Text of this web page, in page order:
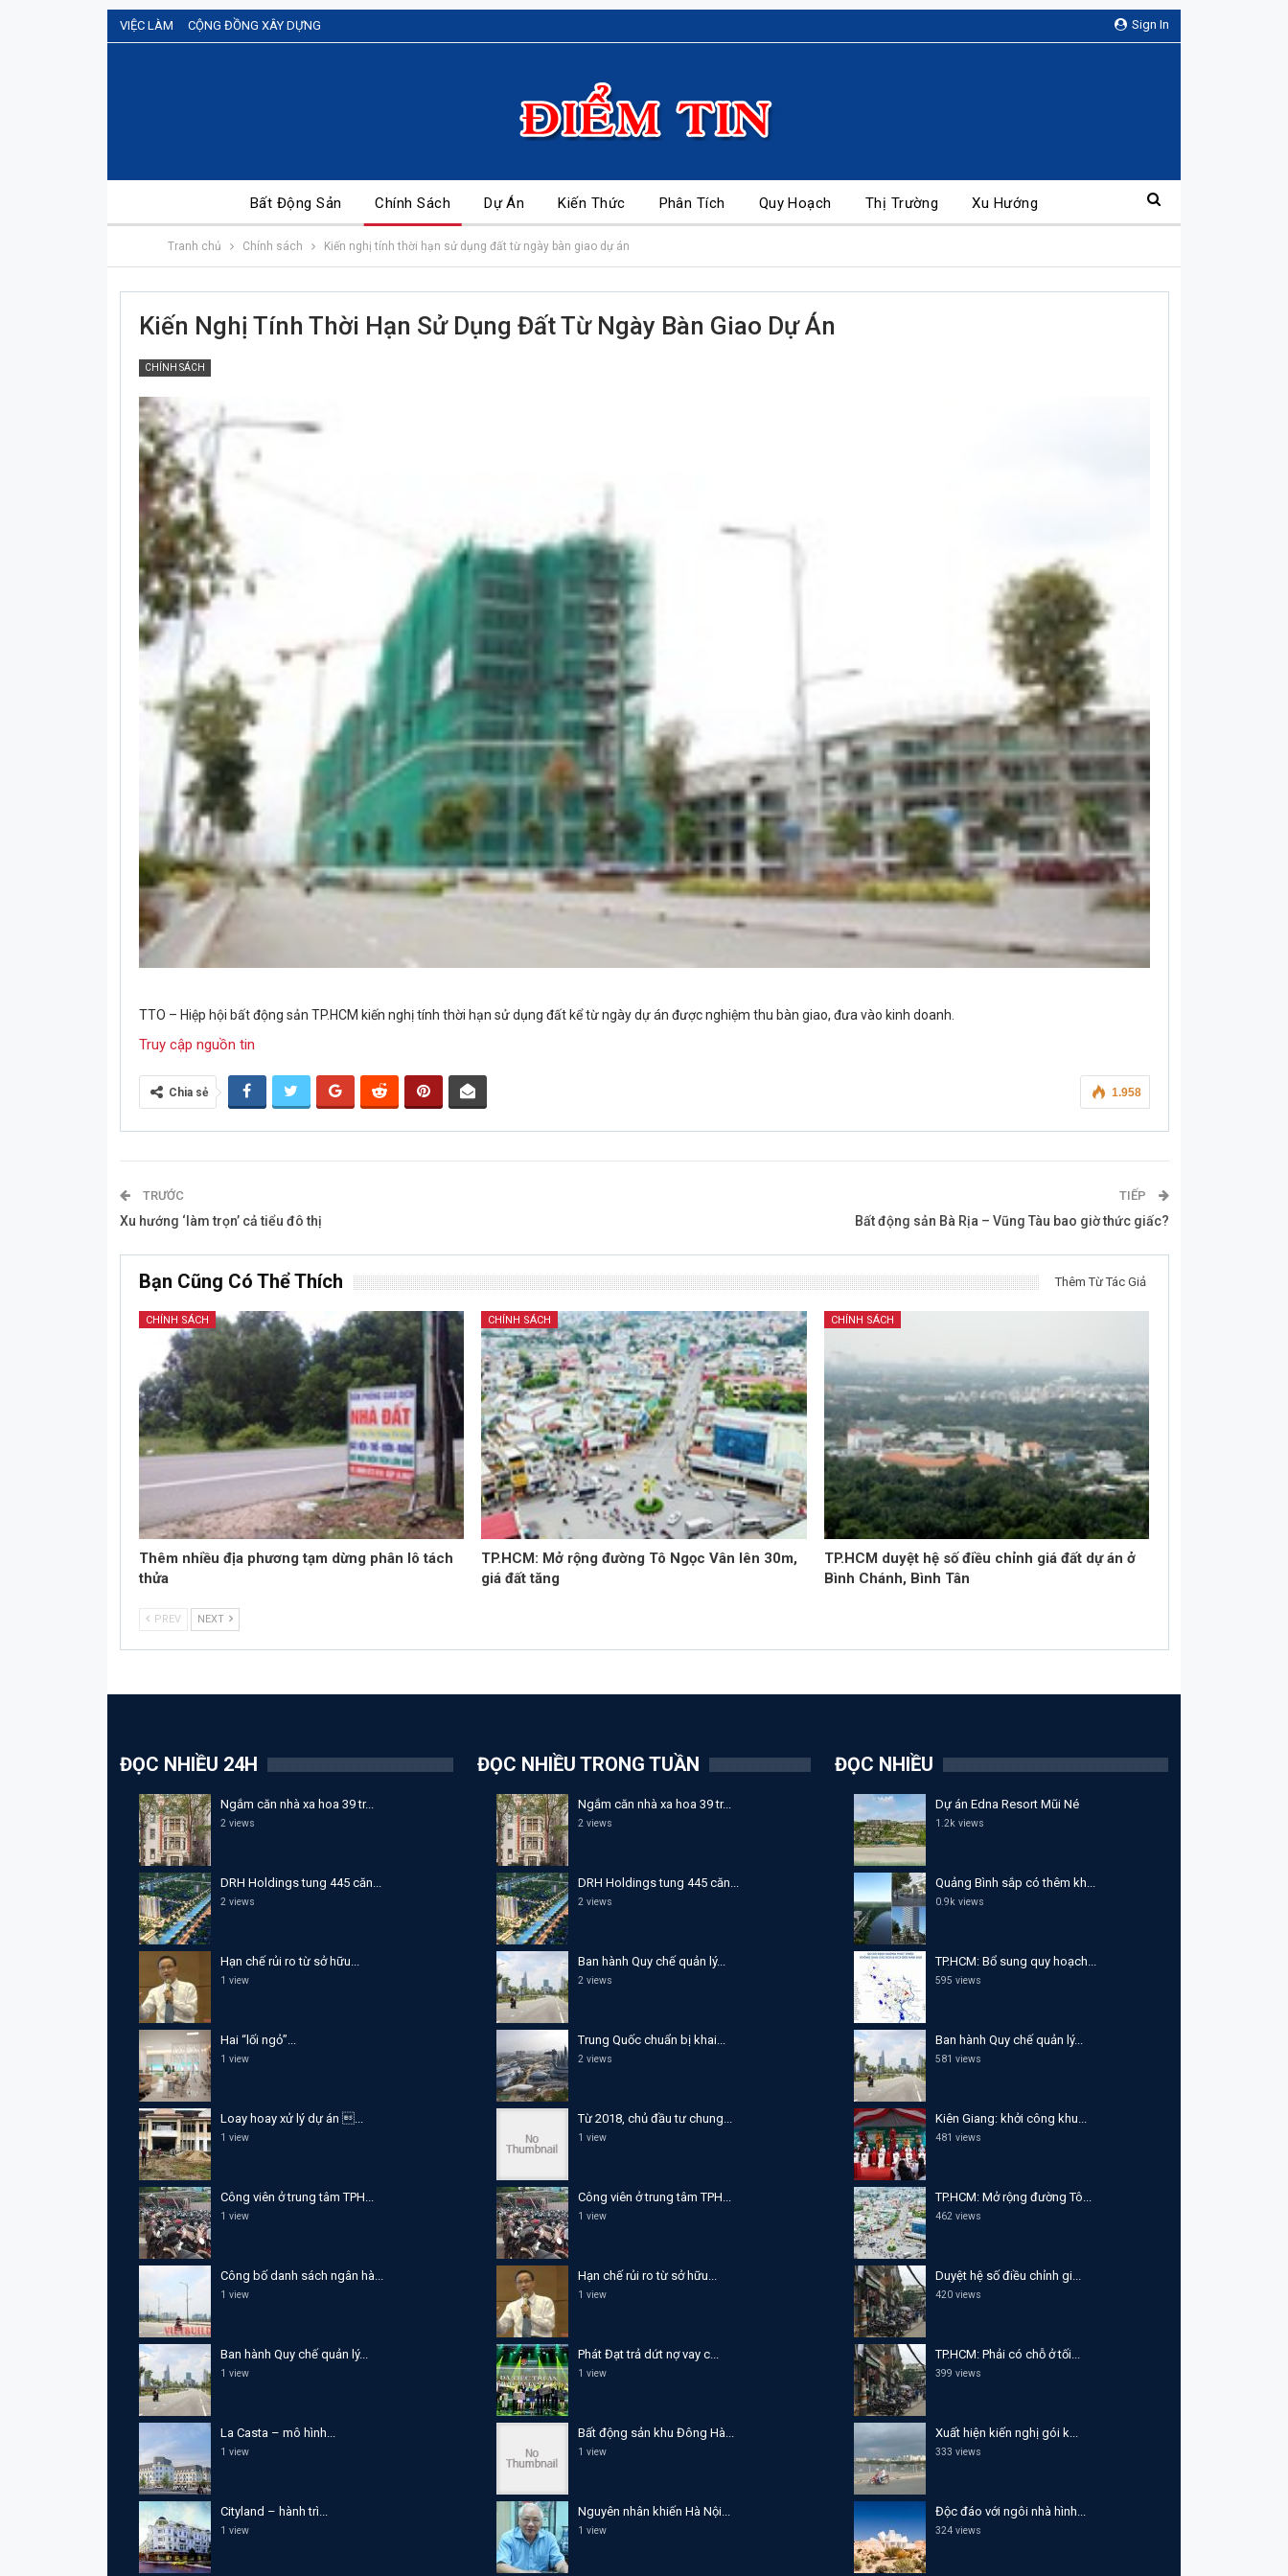
Sign In
VIỆC LÀM CỘNG ĐỒNG XÂY DỰNG
Bất Động Sản Chính Sách Dự Án Kiến Thức Phân Tích Quy Hoạch Thị Trường Xu Hướng
Tranh chủ Chính sách Kiến nghị tính thời hạn sử dụng đất từ ngày bàn giao dự án
Kiến Nghị Tính Thời Hạn Sử Dụng Đất Từ Ngày Bàn Giao Dự Án
CHÍNH SÁCH
TTO – Hiệp hội bất động sản TP.HCM kiến nghị tính thời hạn sử dụng đất kể từ ngày dự án được nghiệm thu bàn giao, đưa vào kinh doanh.
Truy cập nguồn tin
1.958
Chia sẻ
TRƯỚC
Xu hướng ‘làm trọn’ cả tiểu đô thị
TIẾP
Bất động sản Bà Rịa – Vũng Tàu bao giờ thức giấc?
Bạn Cũng Có Thể Thích Thêm Từ Tác Giả
CHÍNH SÁCH
Thêm nhiều địa phương tạm dừng phân lô tách
thửa
CHÍNH SÁCH
TP.HCM: Mở rộng đường Tô Ngọc Vân lên 30m,
giá đất tăng
CHÍNH SÁCH
TP.HCM duyệt hệ số điều chỉnh giá đất dự án ở
Bình Chánh, Bình Tân
PREV NEXT
ĐỌC NHIỀU 24H
Ngắm căn nhà xa hoa 39 tr...
2 views
DRH Holdings tung 445 căn...
2 views
Hạn chế rủi ro từ sở hữu...
1 view
Hai “lối ngỏ”...
1 view
Loay hoay xử lý dự án ...
1 view
Công viên ở trung tâm TPH...
1 view
Công bố danh sách ngân hà...
1 view
Ban hành Quy chế quản lý...
1 view
La Casta – mô hình...
1 view
Cityland – hành trì...
1 view
ĐỌC NHIỀU TRONG TUẦN
Ngắm căn nhà xa hoa 39 tr...
2 views
DRH Holdings tung 445 căn...
2 views
Ban hành Quy chế quản lý...
2 views
Trung Quốc chuẩn bị khai...
2 views
Từ 2018, chủ đầu tư chung...
1 view
Công viên ở trung tâm TPH...
1 view
Hạn chế rủi ro từ sở hữu...
1 view
Phát Đạt trả dứt nợ vay c...
1 view
Bất động sản khu Đông Hà...
1 view
Nguyên nhân khiến Hà Nội...
1 view
ĐỌC NHIỀU
Dự án Edna Resort Mũi Né
1.2k views
Quảng Bình sắp có thêm kh...
0.9k views
TP.HCM: Bổ sung quy hoạch...
595 views
Ban hành Quy chế quản lý...
581 views
Kiên Giang: khởi công khu...
481 views
TP.HCM: Mở rộng đường Tô...
462 views
Duyệt hệ số điều chỉnh gi...
420 views
TP.HCM: Phải có chỗ ở tối...
399 views
Xuất hiện kiến nghị gói k...
333 views
Độc đáo với ngôi nhà hình...
324 views